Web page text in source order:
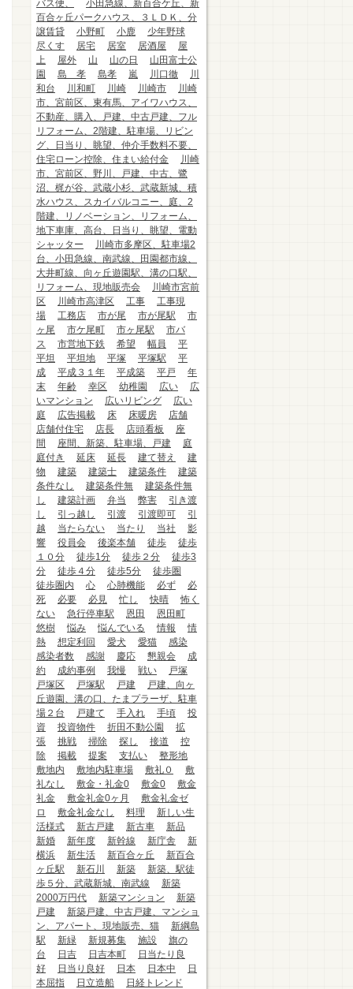
バス便、
小田急線、新百合ケ丘、新
百合ヶ丘パークハウス、３ＬＤＫ、分
譲賃貸
小野町 小鹿
少年野球
尽くす
居宅 居室 居酒屋
屋
上
屋外 山 山の日
山田富士公
園
島 孝 島孝 嵐 川口徹
川
和台
川和町 川崎 川崎市
川崎
市、宮前区、東有馬、アイワハウス、
不動産、購入、戸建、中古戸建、フル
リフォーム、2階建、駐車場、リビン
グ、日当り、眺望、仲介手数料不要、
住宅ローン控除、住まい給付金
川崎
市、宮前区、野川、戸建、中古、鷺
沼、梶が谷、武蔵小杉、武蔵新城、積
水ハウス、スカイバルコニー、庭、2
階建、リノベーション、リフォーム、
地下車庫、高台、日当り、眺望、電動
シャッター
川崎市多摩区、駐車場2
台、小田急線、南武線、田園都市線、
大井町線、向ヶ丘遊園駅、溝の口駅、
リフォーム、現地販売会
川崎市宮前
区
川崎市高津区 工事
工事現
場
工務店 市が尾 市が尾駅
市
ヶ尾
市ケ尾町 市ヶ尾駅
市バ
ス
市営地下鉄 希望 幅員
平
平坦
平坦地 平塚 平塚駅
平
成
平成３１年 平成築 平戸
年
末
年齢 幸区 幼稚園 広い
広
いマンション
広いリビング
広い
庭
広告掲載 床 床暖房
店舗
店舗付住宅
店長 店頭看板
座
間
座間、新築、駐車場、戸建
庭
庭付き
延床 延長 建て替え
建
物
建築 建築士 建築条件
建築
条件なし
建築条件無
建築条件無
し
建築計画 弁当 弊害
引き渡
し
引っ越し 引渡 引渡即可
引
越
当たらない 当たり 当社
影
響
役員会 後楽本舗 徒歩
徒歩
１０分
徒歩1分 徒歩２分
徒歩3
分
徒歩４分 徒歩5分
徒歩圏
徒歩圏内
心 心肺機能 必ず
必
死
必要 必見 忙し 快晴
怖く
ない
急行停車駅 恩田
恩田町
悠樹
悩み 悩んでいる 情報
情
熱
想定利回 愛犬 愛猫
感染
感染者数
感謝 慶応 懇親会
成
約
成約事例 我慢 戦い
戸塚
戸塚区
戸塚駅 戸建
戸建、向ヶ
丘遊園、溝の口、たまプラーザ、駐車
場２台
戸建て 手入れ 手頃
投
資
投資物件 折田不動公園
拡
張
挑戦 掃除 探し 接道
控
除
掲載 提案 支払い
整形地
敷地内
敷地内駐車場 敷礼０
敷
礼なし
敷金・礼金0 敷金0
敷金
礼金
敷金礼金0ヶ月
敷金礼金ゼ
ロ
敷金礼金なし 料理
新しい生
活様式
新古戸建 新古車
新品
新婚
新年度 新幹線 新庁舎
新
横浜
新生活 新百合ヶ丘
新百合
ヶ丘駅
新石川 新築
新築、駅徒
歩５分、武蔵新城、南武線
新築
2000万円代
新築マンション
新築
戸建
新築戸建、中古戸建、マンショ
ン、アパート、現地販売、猫
新綱島
駅
新緑 新規募集 施設
旗の
台
日吉 日吉本町
日当たり良
好
日当り良好 日本 日本中
日
本屈指
日立造船
日経トレンド